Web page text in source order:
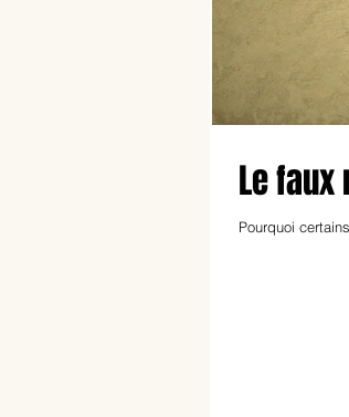
Le
Pourquoi